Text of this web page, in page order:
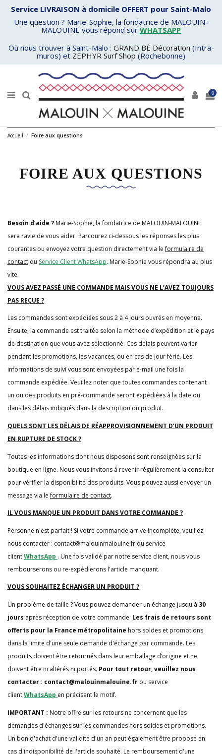
Service LIVRAISON à domicile OFFERT pour Saint-Malo
Une question ? Marie-Sophie, la fondatrice de MALOUIN-
MALOUINE vous répond sur WHATSAPP
Où nous trouver à Saint-Malo : GRAND BÉ Décoration (Intra-
muros) et ZEPHYR Surf Shop (Rochebonne)
0
Accueil Foire aux questions
FOIRE AUX QUESTIONS
Besoin d’aide ? Marie-Sophie, la fondatrice de MALOUIN-MALOUINE
sera ravie de vous aider. Parcourez ci-dessous les réponses les plus
courantes ou envoyez votre question directement via leformulaire de
contact ou Service Client WhatsApp. Marie-Sophie vous répondra au plus
vite.
VOUS AVEZ PASSÉ UNE COMMANDE MAIS VOUS NE L’AVEZ TOUJOURS
PAS REÇUE ?
Les commandes sont expédiées sous 2 à 4 jours ouvrés en moyenne.
Ensuite, la commande est traitée selon la méthode d’expédition et le pays
de destination que vous avez sélectionné. Ces délais peuvent varier
pendant les promotions, les vacances, ou en cas de jour férié. Les
informations de suivi vous sont envoyées par e-mail une fois la
commande expédiée. Veuillez noter que toutes commandes contenant
un ou des produits en pré-commande seront expédiées à la date ou
dans les délais indiqués dans la description du produit.
QUELS SONT LES DÉLAIS DE RÉAPPROVISIONNEMENT D’UN PRODUIT
EN RUPTURE DE STOCK ?
Toutes les informations dont nous disposons sont renseignées sur la
boutique en ligne. Nous vous invitons à revenir régulièrement la consulter
pour vérifier la disponibilité des produits. Vous pouvez aussi envoyer un
message via leformulaire de contact.
IL VOUS MANQUE UN PRODUIT DANS VOTRE COMMANDE ?
Personne n'est parfait ! Si votre commande arrive incomplète, veuillez
nous contacter : contact@malouinmalouine.fr ou service
clientWhatsApp . Une fois validé par notre service client, nous vous
rembourserons ou re-expédierons l'article manquant.
VOUS SOUHAITEZ ÉCHANGER UN PRODUIT ?
Un problème de taille ? Vous pouvez demander un échange jusqu'à 30
jours après réception de votre commande Les frais de retours sont
offerts pour la France métropolitaine hors soldes et promotions
dans la limite d'une seule demande d'échange par commande. Les
produits doivent être retournés dans leur emballage d’origine et ne
doivent être ni altérés ni portés. Pour tout retour, veuillez nous
contacter : contact@malouinmalouine.fr ou service
clientWhatsApp en précisant le motif.
IMPORTANT : Notre offre sur les retours ne concernent que les
demandes d'échanges sur les commandes hors soldes et promotions.
Un bon d'achat d'une validité d'un an peut également être proposé en
cas d'indisponibilité de l'article souhaité. Le remboursement d'une